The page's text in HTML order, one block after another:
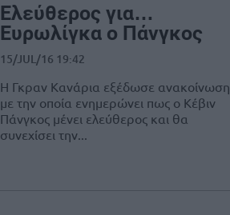
Ελεύθερος για…
Ευρωλίγκα ο Πάνγκος
15/JUL/16 19:42
Η Γκραν Κανάρια εξέδωσε ανακοίνωση
με την οποία ενημερώνει πως ο Κέβιν
Πάνγκος μένει ελεύθερος και θα
συνεχίσει την...